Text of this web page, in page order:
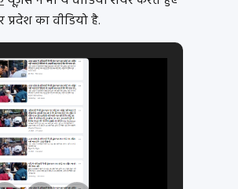
प्रदेश का वीडियो है.